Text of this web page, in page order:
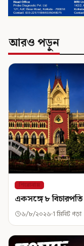
আরও পড়ুন
শিরোনাম
একসঙ্গে ৮
৬/৮/২০২৬ 1 মিনিট পড়া